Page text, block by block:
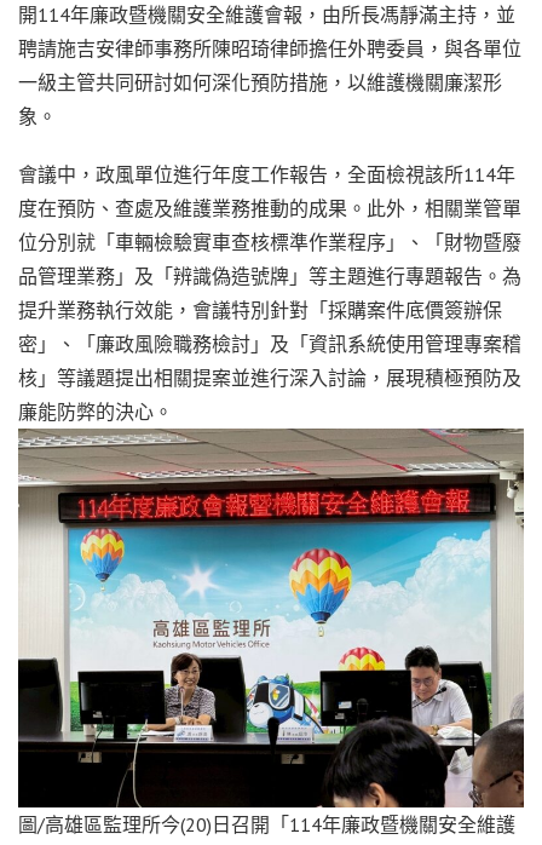
開114年廉政暨機關安全維護會報，由所長馮靜滿主持，並
聘請施吉安律師事務所陳昭琦律師擔任外聘委員，與各單位
一級主管共同研討如何深化預防措施，以維護機關廉潔形
象。
會議中，政風單位進行年度工作報告，全面檢視該所114年
度在預防、查處及維護業務推動的成果。此外，相關業管單
位分別就「車輛檢驗實車查核標準作業程序」、「財物暨廢
品管理業務」及「辨識偽造號牌」等主題進行專題報告。為
提升業務執行效能，會議特別針對「採購案件底價簽辦保
密」、「廉政風險職務檢討」及「資訊系統使用管理專案稽
核」等議題提出相關提案並進行深入討論，展現積極預防及
廉能防弊的決心。
圖/高雄區監理所今(20)日召開「114年廉政暨機關安全維護